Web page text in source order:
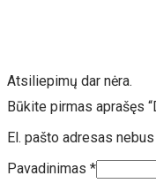
Atsiliepimų dar nėra.
Būkite pirmas aprašęs
El. pašto adresas
Pavadinimas *